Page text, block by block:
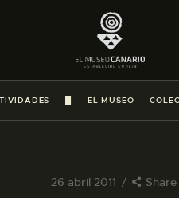
EL MUSEO
26 abril 2011 Share
LA VISITA